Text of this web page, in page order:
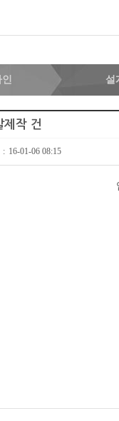
인 설
제작 건
: 16-01-06 08:15